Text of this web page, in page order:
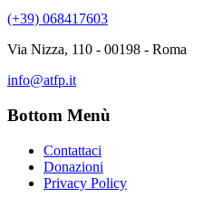
(+39) 068417603
Via Nizza, 110 - 00198 - Roma
info@atfp.it
Bottom Menù
Contattaci
Donazioni
Privacy Policy